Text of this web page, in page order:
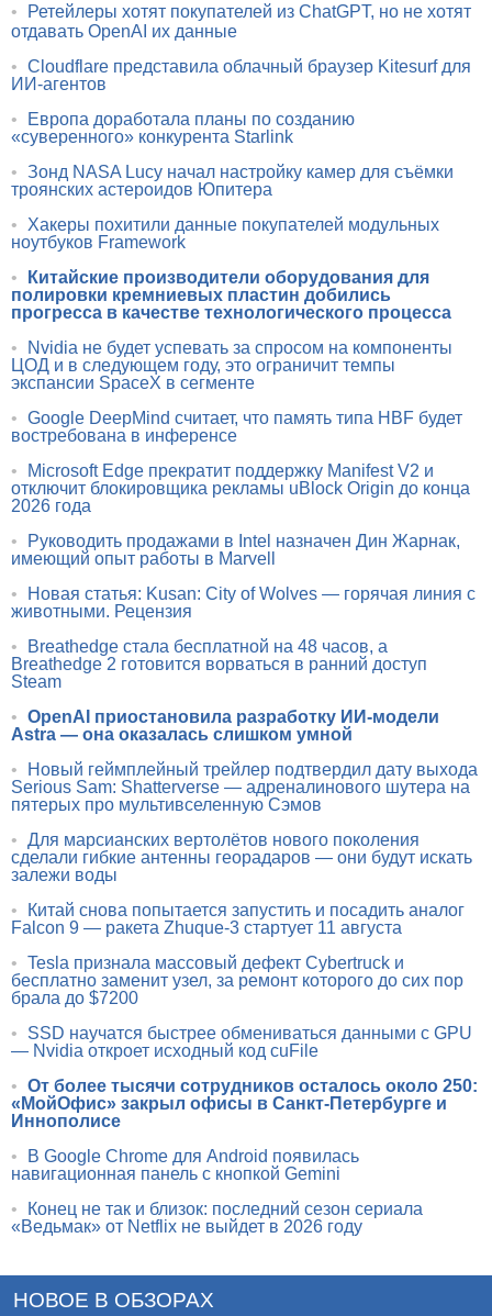
•
Ретейлеры хотят покупателей из ChatGPT, но не хотят
отдавать OpenAI их данные
• Cloudflare представила облачный браузер Kitesurf для
ИИ-агентов
•
Европа доработала планы по созданию
«суверенного» конкурента Starlink
• Зонд NASA Lucy начал настройку камер для съёмки
троянских астероидов Юпитера
•
Хакеры похитили данные покупателей модульных
ноутбуков Framework
•
Китайские производители оборудования для
полировки кремниевых пластин добились
прогресса в качестве технологического процесса
•
Nvidia не будет успевать за спросом на компоненты
ЦОД и в следующем году, это ограничит темпы
экспансии SpaceX в сегменте
• Google DeepMind считает, что память типа HBF будет
востребована в инференсе
•
Microsoft Edge прекратит поддержку Manifest V2 и
отключит блокировщика рекламы uBlock Origin до конца
2026 года
•
Руководить продажами в Intel назначен Дин Жарнак,
имеющий опыт работы в Marvell
•
Новая статья: Kusan: City of Wolves — горячая линия с
животными. Рецензия
•
Breathedge стала бесплатной на 48 часов, а
Breathedge 2 готовится ворваться в ранний доступ
Steam
• OpenAI приостановила разработку ИИ-модели
Astra — она оказалась слишком умной
•
Новый геймплейный трейлер подтвердил дату выхода
Serious Sam: Shatterverse — адреналинового шутера на
пятерых про мультивселенную Сэмов
• Для марсианских вертолётов нового поколения
сделали гибкие антенны георадаров — они будут искать
залежи воды
•
Китай снова попытается запустить и посадить аналог
Falcon 9 — ракета Zhuque-3 стартует 11 августа
• Tesla признала массовый дефект Cybertruck и
бесплатно заменит узел, за ремонт которого до сих пор
брала до $7200
•
SSD научатся быстрее обмениваться данными с GPU
— Nvidia откроет исходный код cuFile
• От более тысячи сотрудников осталось около 250:
«МойОфис» закрыл офисы в Санкт-Петербурге и
Иннополисе
•
В Google Chrome для Android появилась
навигационная панель с кнопкой Gemini
•
Конец не так и близок: последний сезон сериала
«Ведьмак» от Netflix не выйдет в 2026 году
НОВОЕ В ОБЗОРАХ